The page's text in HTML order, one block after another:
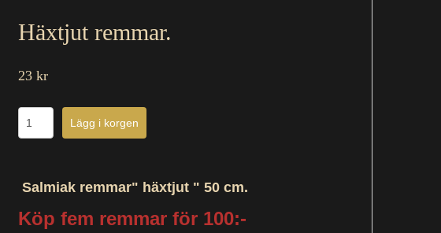
Häxtjut remmar.
23 kr
Salmiak remmar" häxtjut " 50 cm.
Köp fem remmar för 100:-